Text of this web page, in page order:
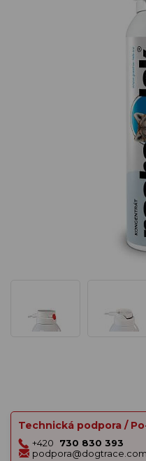
Technická podpora /
+420
730 830 393
podpora@dogtrace.com